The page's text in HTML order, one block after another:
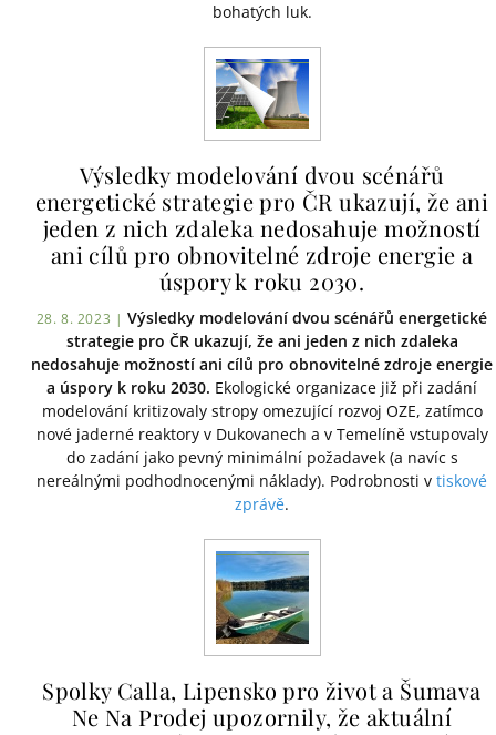
bohatých luk.
Výsledky modelování dvou scénářů
energetické strategie pro ČR ukazují, že ani
jeden z nich zdaleka nedosahuje možností
ani cílů pro obnovitelné zdroje energie a
úspory k roku 2030.
28. 8. 2023 | Výsledky modelování dvou scénářů energetické
strategie pro ČR ukazují, že ani jeden z nich zdaleka
nedosahuje možností ani cílů pro obnovitelné zdroje energie
a úspory k roku 2030. Ekologické organizace již při zadání
modelování kritizovaly stropy omezující rozvoj OZE, zatímco
nové jaderné reaktory v Dukovanech a v Temelíně vstupovaly
do zadání jako pevný minimální požadavek (a navíc s
nereálnými podhodnocenými náklady). Podrobnosti v tiskové
zprávě.
Spolky Calla, Lipensko pro život a Šumava
Ne Na Prodej upozornily, že aktuální